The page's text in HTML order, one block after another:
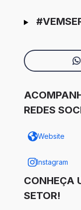
REDES
Website
Instagram
CONHEÇA
SETOR!